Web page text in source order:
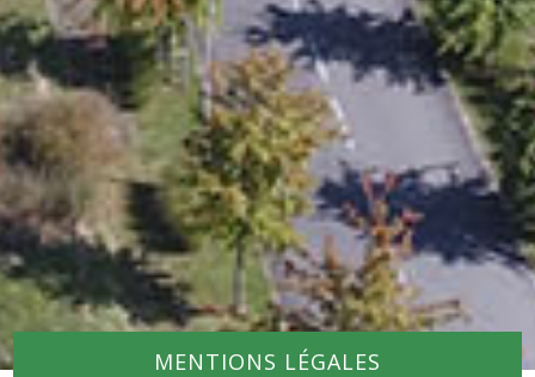
MENTIONS LÉGALES